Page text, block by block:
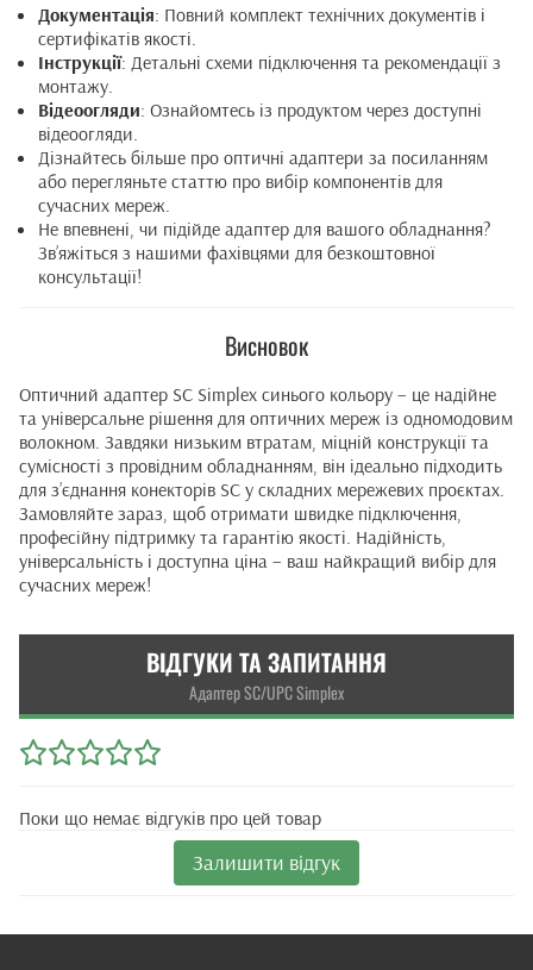
Документація: Повний комплект технічних документів і
сертифікатів якості.
Інструкції: Детальні схеми підключення та рекомендації з
монтажу.
Відеоогляди: Ознайомтесь із продуктом через доступні
відеоогляди.
Дізнайтесь більше про оптичні адаптери за посиланням
або перегляньте статтю про вибір компонентів для
сучасних мереж.
Не впевнені, чи підійде адаптер для вашого обладнання?
Зв’яжіться з нашими фахівцями для безкоштовної
консультації!
Висновок
Оптичний адаптер SC Simplex синього кольору – це надійне
та універсальне рішення для оптичних мереж із одномодовим
волокном. Завдяки низьким втратам, міцній конструкції та
сумісності з провідним обладнанням, він ідеально підходить
для з’єднання конекторів SC у складних мережевих проєктах.
Замовляйте зараз, щоб отримати швидке підключення,
професійну підтримку та гарантію якості. Надійність,
універсальність і доступна ціна – ваш найкращий вибір для
сучасних мереж!
ВІДГУКИ ТА ЗАПИТАННЯ
Адаптер SC/UPC Simplex
Поки що немає відгуків про цей товар
Залишити відгук